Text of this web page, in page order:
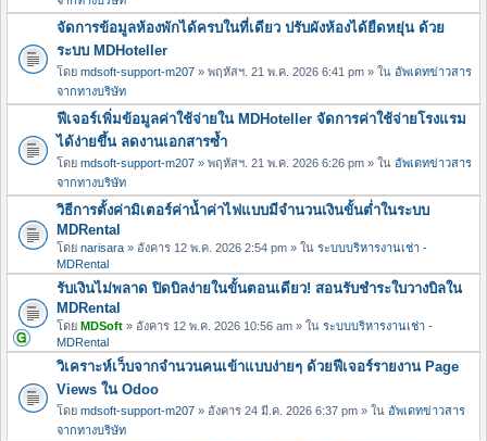
จัดการข้อมูลห้องพักได้ครบในที่เดียว ปรับผังห้องได้ยืดหยุ่น ด้วย
ระบบ MDHoteller
โดย mdsoft-support-m207 » พฤหัสฯ. 21 พ.ค. 2026 6:41 pm » ใน อัพเดทข่าวสาร
จากทางบริษัท
ฟีเจอร์เพิ่มข้อมูลค่าใช้จ่ายใน MDHoteller จัดการค่าใช้จ่ายโรงแรม
ได้ง่ายขึ้น ลดงานเอกสารซ้ำ
โดย mdsoft-support-m207 » พฤหัสฯ. 21 พ.ค. 2026 6:26 pm » ใน อัพเดทข่าวสาร
จากทางบริษัท
วิธีการตั้งค่ามิเตอร์ค่าน้ำค่าไฟแบบมีจำนวนเงินขั้นต่ำในระบบ
MDRental
โดย narisara » อังคาร 12 พ.ค. 2026 2:54 pm » ใน ระบบบริหารงานเช่า -
MDRental
รับเงินไม่พลาด ปิดบิลง่ายในขั้นตอนเดียว! สอนรับชำระใบวางบิลใน
MDRental
โดย MDSoft » อังคาร 12 พ.ค. 2026 10:56 am » ใน ระบบบริหารงานเช่า -
MDRental
วิเคราะห์เว็บจากจำนวนคนเข้าแบบง่ายๆ ด้วยฟีเจอร์รายงาน Page
Views ใน Odoo
โดย mdsoft-support-m207 » อังคาร 24 มี.ค. 2026 6:37 pm » ใน อัพเดทข่าวสาร
จากทางบริษัท